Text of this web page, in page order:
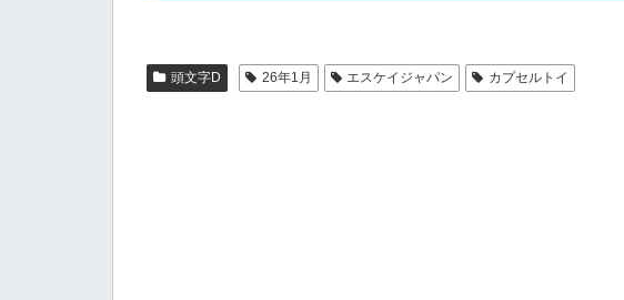
頭文字D 26年1月 エスケイジャパン カプセルトイ